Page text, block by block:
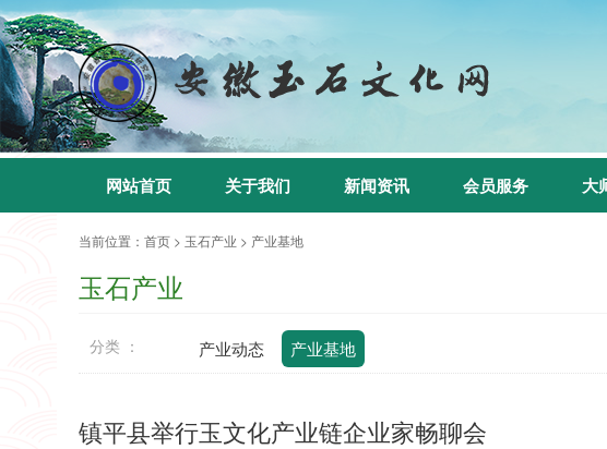
网站首页 关于我们 新闻资讯 会员服务 大
当前位置： 首页 > 玉石产业 > 产业基地
玉石产业
分类 ： 产业动态 产业基地
镇平县举行玉文化产业链企业家畅聊会